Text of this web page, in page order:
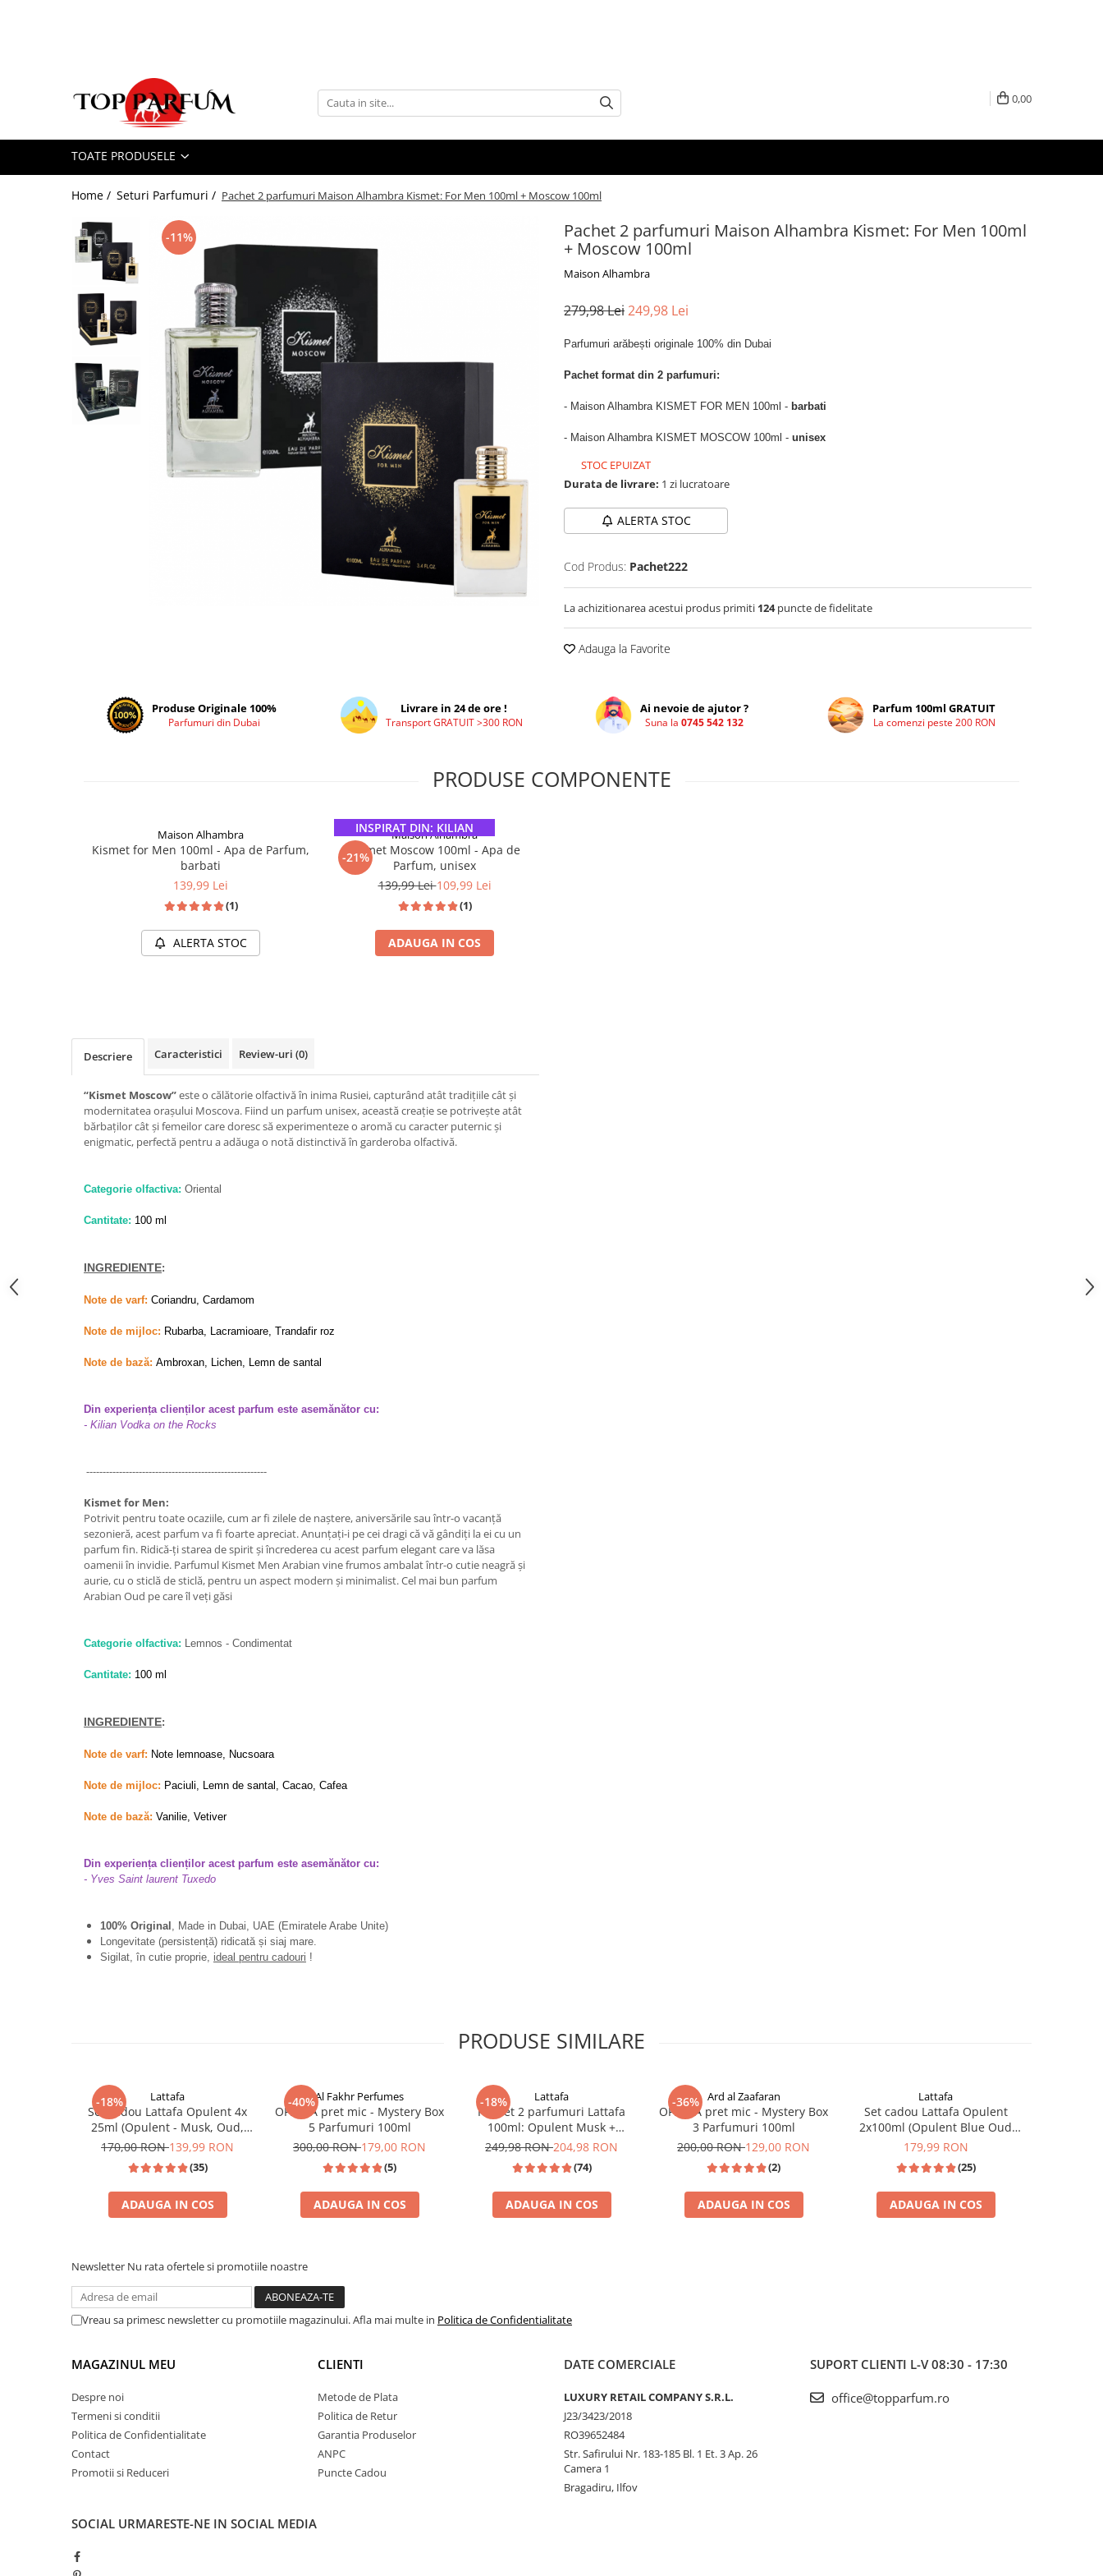
Seturi Parfumuri
Pachete BARBATI
Parfumuri Barbati
Parfumuri Unisex
Cele mai noi
Tipuri Parfumuri
Parfumuri Citrice
Parfumuri Condimentate
Parfumuri Dulci
Parfumuri Exotice
Fragrance World
Frederic Patric
French Avenue
Grandeur Elite
Maison Alhambra
Oferta Saptamanii
Parfumuri Clona Originale
Parfumuri clona / Dupes
Recenzii clienti
0,00
TOATE PRODUSELE
Home / Seturi Parfumuri / Pachet 2 parfumuri Maison Alhambra Kismet: For Men 100ml + Moscow 100ml
Pachet 2 parfumuri Maison Alhambra Kismet: For Men 100ml
+ Moscow 100ml
Maison Alhambra
-11%
279,98 Lei249,98 Lei
Parfumuri arăbești originale 100% din Dubai
Pachet format din 2 parfumuri:
- Maison Alhambra KISMET FOR MEN 100ml - barbati
- Maison Alhambra KISMET MOSCOW 100ml - unisex
STOC EPUIZAT
Durata de livrare: 1 zi lucratoare
ALERTA STOC
Cod Produs: Pachet222
La achizitionarea acestui produs primiti 124puncte de fidelitate
Adauga la Favorite
Produse Originale 100%
Parfumuri din Dubai
Livrare in 24 de ore !
Transport GRATUIT >300 RON
Ai nevoie de ajutor ?
Suna la 0745 542 132
Parfum 100ml GRATUIT
La comenzi peste 200 RON
PRODUSE COMPONENTE
Maison Alhambra
Kismet for Men 100ml - Apa de Parfum,
barbati
139,99 Lei
(1)
ALERTA STOC
INSPIRAT DIN: KILIAN
-21%
Maison Alhambra
Kismet Moscow 100ml - Apa de
Parfum, unisex
139,99 Lei109,99 Lei
(1)
ADAUGA IN COS
Descriere Caracteristici Review-uri (0)
“Kismet Moscow”este o călătorie olfactivă în inima Rusiei, capturând atât tradițiile cât și
modernitatea orașului Moscova. Fiind un parfum unisex, această creație se potrivește atât
bărbaților cât și femeilor care doresc să experimenteze o aromă cu caracter puternic și
enigmatic, perfectă pentru a adăuga o notă distinctivă în garderoba olfactivă.
Categorie olfactiva: Oriental
Cantitate: 100 ml
INGREDIENTE:
Note de varf: Coriandru, Cardamom
Note de mijloc: Rubarba, Lacramioare, Trandafir roz
Note de bază: Ambroxan, Lichen, Lemn de santal
Din experiența clienților acest parfum este asemănător cu:
- Kilian Vodka on the Rocks
-------------------------------------------------------
Kismet for Men:
Potrivit pentru toate ocaziile, cum ar fi zilele de naștere, aniversările sau într-o vacanță
sezonieră, acest parfum va fi foarte apreciat. Anunțați-i pe cei dragi că vă gândiți la ei cu un
parfum fin. Ridică-ți starea de spirit și încrederea cu acest parfum elegant care va lăsa
oamenii în invidie. Parfumul Kismet Men Arabian vine frumos ambalat într-o cutie neagră și
aurie, cu o sticlă de sticlă, pentru un aspect modern și minimalist. Cel mai bun parfum
Arabian Oud pe care îl veți găsi
Categorie olfactiva: Lemnos - Condimentat
Cantitate: 100 ml
INGREDIENTE:
Note de varf: Note lemnoase, Nucsoara
Note de mijloc: Paciuli, Lemn de santal, Cacao, Cafea
Note de bază: Vanilie, Vetiver
Din experiența clienților acest parfum este asemănător cu:
- Yves Saint laurent Tuxedo
100% Original , Made in Dubai, UAE (Emiratele Arabe Unite)
Longevitate (persistență) ridicată și siaj mare.
Sigilat, în cutie proprie, ideal pentru cadouri !
PRODUSE SIMILARE
-18% Lattafa
Set cadou Lattafa Opulent 4x
25ml (Opulent - Musk, Oud,
Red, Dubai)
170,00 RON139,99 RON
(35)
ADAUGA IN COS
-40%Al Fakhr Perfumes
OFERTA pret mic - Mystery Box
5 Parfumuri 100ml
300,00 RON179,00 RON
(5)
ADAUGA IN COS
-18% Lattafa
Pachet 2 parfumuri Lattafa
100ml: Opulent Musk +
Opulent Oud
249,98 RON204,98 RON
(74)
ADAUGA IN COS
-36% Ard al Zaafaran
OFERTA pret mic - Mystery Box
3 Parfumuri 100ml
200,00 RON129,00 RON
(2)
ADAUGA IN COS
Lattafa
Set cadou Lattafa Opulent
2x100ml (Opulent Blue Oud
Elixir & Dubai )
179,99 RON
(25)
ADAUGA IN COS
Newsletter Nu rata ofertele si promotiile noastre
Vreau sa primesc newsletter cu promotiile magazinului. Afla mai multe in Politica de Confidentialitate
MAGAZINUL MEU
Despre noi
Termeni si conditii
Politica de Confidentialitate
Contact
Promotii si Reduceri
CLIENTI
Metode de Plata
Politica de Retur
Garantia Produselor
ANPC
Puncte Cadou
DATE COMERCIALE
LUXURY RETAIL COMPANY S.R.L.
J23/3423/2018
RO39652484
Str. Safirului Nr. 183-185 Bl. 1 Et. 3 Ap. 26
Camera 1
Bragadiru, Ilfov
SUPORT CLIENTI L-V 08:30 - 17:30
office@topparfum.ro
SOCIAL URMARESTE-NE IN SOCIAL MEDIA